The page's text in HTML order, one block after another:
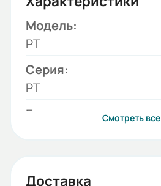
Модель:
РТ
Серия:
РТ
Бренд:
32
Смотреть все
Доставка